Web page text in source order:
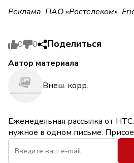
Реклама. ПАО «Ростелеком».
0 0 Поделиться
Автор материала
Внеш. корр.
Еженедельная рассылка от
нужное в одном письме.